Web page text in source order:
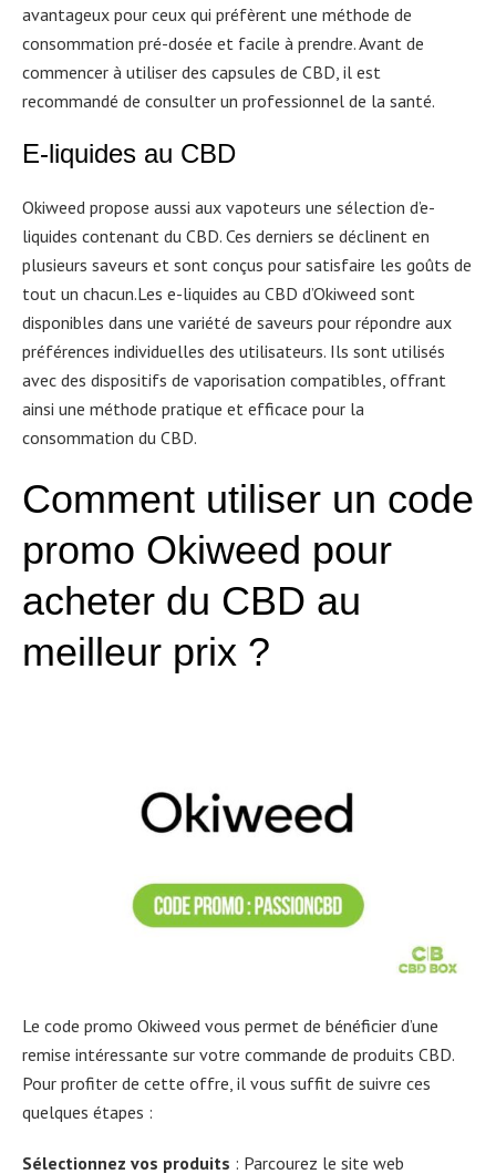
avantageux pour ceux qui préfèrent une méthode de
consommation pré-dosée et facile à prendre. Avant de
commencer à utiliser des capsules de CBD, il est
recommandé de consulter un professionnel de la santé.
E-liquides au CBD
Okiweed propose aussi aux vapoteurs une sélection d’e-
liquides contenant du CBD. Ces derniers se déclinent en
plusieurs saveurs et sont conçus pour satisfaire les goûts de
tout un chacun.Les e-liquides au CBD d’Okiweed sont
disponibles dans une variété de saveurs pour répondre aux
préférences individuelles des utilisateurs. Ils sont utilisés
avec des dispositifs de vaporisation compatibles, offrant
ainsi une méthode pratique et efficace pour la
consommation du CBD.
Comment utiliser un code
promo Okiweed pour
acheter du CBD au
meilleur prix ?
Le code promo Okiweed vous permet de bénéficier d’une
remise intéressante sur votre commande de produits CBD.
Pour profiter de cette offre, il vous suffit de suivre ces
quelques étapes :
Sélectionnez vos produits : Parcourez le site web